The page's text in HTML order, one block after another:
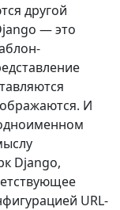
другой
— это
И
Django,
URL-